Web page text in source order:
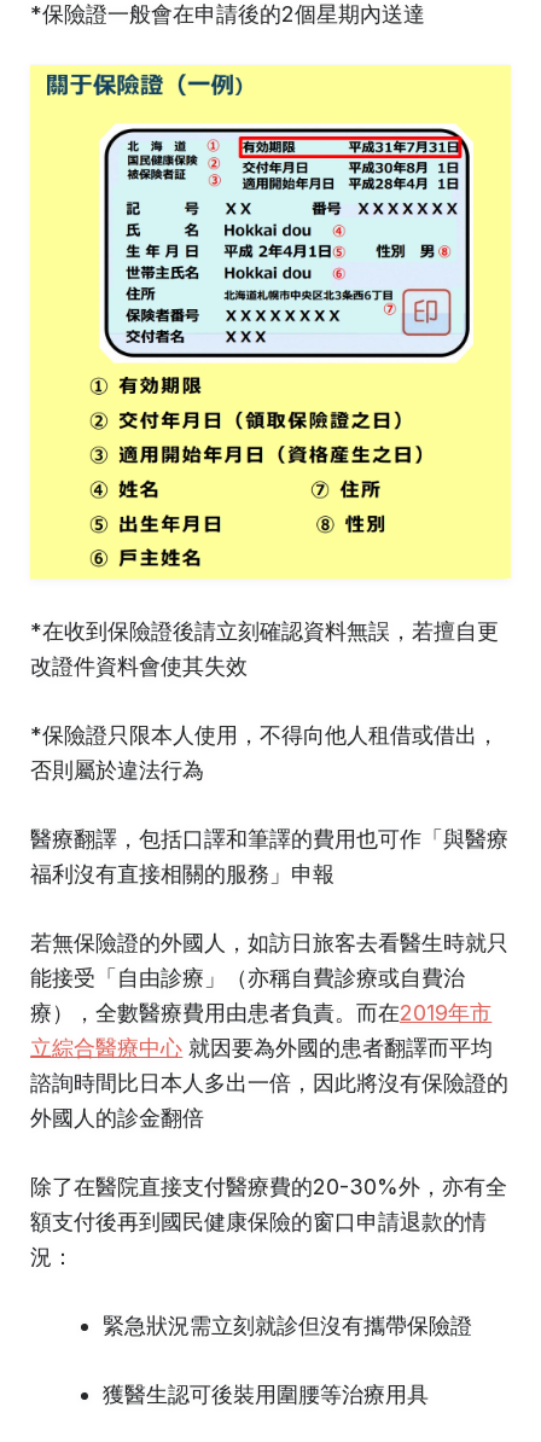
*保險證一般會在申請後的2個星期內送達
*在收到保險證後請立刻確認資料無誤，若擅自更
改證件資料會使其失效
*保險證只限本人使用，不得向他人租借或借出，
否則屬於違法行為
醫療翻譯，包括口譯和筆譯的費用也可作「與醫療
福利沒有直接相關的服務」申報
若無保險證的外國人，如訪日旅客去看醫生時就只
能接受「自由診療」（亦稱自費診療或自費治
療），全數醫療費用由患者負責。而在2019年市
立綜合醫療中心 就因要為外國的患者翻譯而平均
諮詢時間比日本人多出一倍，因此將沒有保險證的
外國人的診金翻倍
除了在醫院直接支付醫療費的20-30%外，亦有全
額支付後再到國民健康保險的窗口申請退款的情
況：
緊急狀況需立刻就診但沒有攜帶保險證
獲醫生認可後裝用圍腰等治療用具